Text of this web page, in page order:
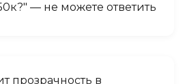
— не можете ответить
прозрачность в